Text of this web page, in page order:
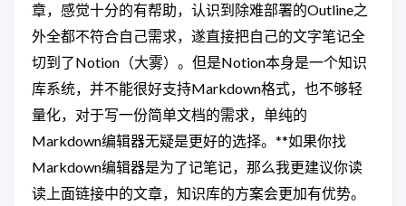
章，感觉十分的有帮助，认识到除难部署的Outline之
外全都不符合自己需求，遂直接把自己的文字笔记全
切到了Notion（大雾）。但是Notion本身是一个知识
库系统，并不能很好支持Markdown格式，也不够轻
量化，对于写一份简单文档的需求，单纯的
Markdown编辑器无疑是更好的选择。**如果你找
Markdown编辑器是为了记笔记，那么我更建议你读
读上面链接中的文章，知识库的方案会更加有优势。